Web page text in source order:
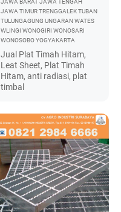
JAWA BARATJAWA TENGAH
JAWA TIMURTRENGGALEKTUBAN
TULUNGAGUNG UNGARANWATES
WLINGI WONOGIRI WONOSARI
WONOSOBOYOGYAKARTA
Jual Plat Timah Hitam,
Leat Sheet, Plat Timah
Hitam, anti radiasi, plat
timbal